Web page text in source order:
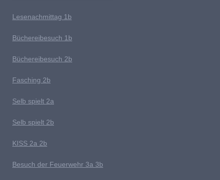
Lesenachmittag 1b
Büchereibesuch 1b
Büchereibesuch 2b
Fasching 2b
Selb spielt 2a
Selb spielt 2b
KISS 2a 2b
Besuch der Feuerwehr 3a 3b